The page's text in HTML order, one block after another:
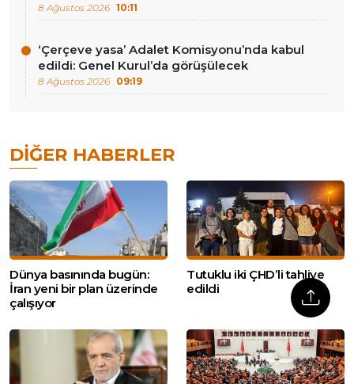
8 Ağustos 2026 10:11
‘Çerçeve yasa’ Adalet Komisyonu’nda kabul
edildi: Genel Kurul’da görüşülecek
8 Ağustos 2026 09:19
DIĞER HABERLER
Dünya basınında bugün:
İran yeni bir plan üzerinde
çalışıyor
Tutuklu iki ÇHD’li tahliye
edildi